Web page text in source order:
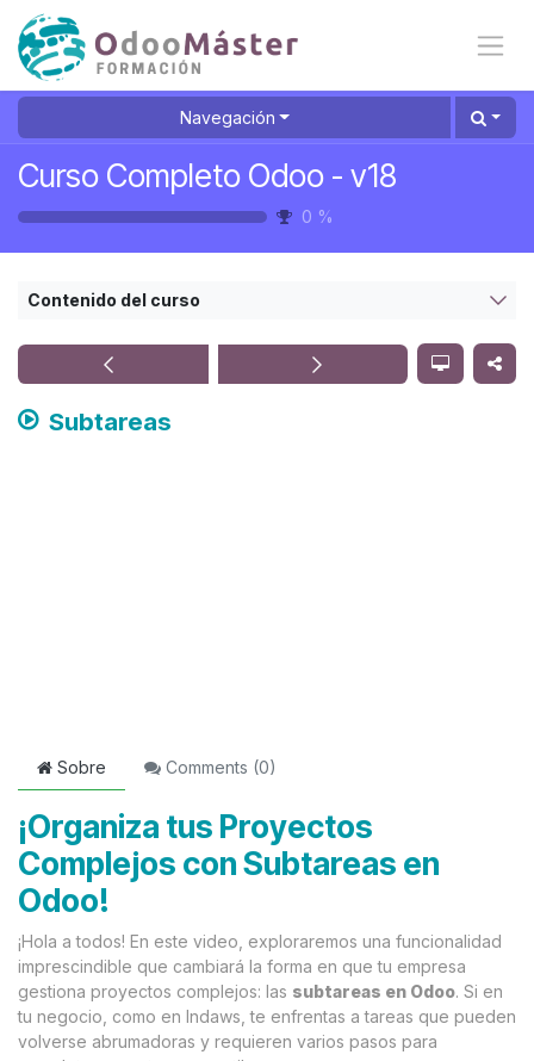
Ir al contenido
Navegación
Curso Completo Odoo - v18
0 %
Contenido del curso
Subtareas
Sobre Comments (0)
¡Organiza tus Proyectos
Complejos con Subtareas en
Odoo!
¡Hola a todos! En este video, exploraremos una funcionalidad
imprescindible que cambiará la forma en que tu empresa
gestiona proyectos complejos: las subtareas en Odoo. Si en
tu negocio, como en Indaws, te enfrentas a tareas que pueden
volverse abrumadoras y requieren varios pasos para